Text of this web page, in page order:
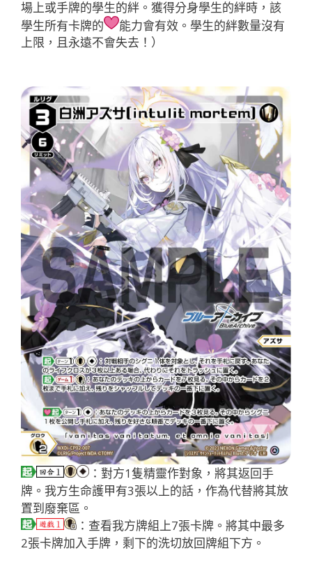
場上或手牌的學生的絆。獲得分身學生的絆時，該
學生所有卡牌的
能力會有效。學生的絆數量沒有
上限，且永遠不會失去！）
：對方1隻精靈作對象，將其返回手
牌。我方生命護甲有3張以上的話，作為代替將其放
置到廢棄區。
：查看我方牌組上7張卡牌。將其中最多
2張卡牌加入手牌，剩下的洗切放回牌組下方。